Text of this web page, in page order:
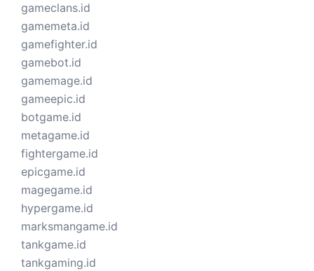
gameclans.id
gamemeta.id
gamefighter.id
gamebot.id
gamemage.id
gameepic.id
botgame.id
metagame.id
fightergame.id
epicgame.id
magegame.id
hypergame.id
marksmangame.id
tankgame.id
tankgaming.id